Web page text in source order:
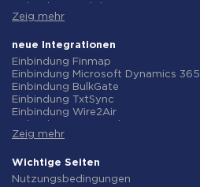
Einbindung Gmail
Einbindung ClickUp
Einbindung Airtable
Einbindung Google Contacts
Einbindung OpenAI (ChatGPT)
Einbindung Instagram
Einbindung ActiveCampaign
Einbindung Typeform
Einbindung Salesforce CRM
Einbindung Notion
Einbindung AWeber
Zeig mehr
neue Integrationen
Einbindung Finmap
Einbindung Microsoft Dynamics 365
Einbindung BulkGate
Einbindung TxtSync
Einbindung Wire2Air
Einbindung Infobip
Einbindung AtomPark
Einbindung TXTImpact
Zeig mehr
Wichtige Seiten
Nutzungsbedingungen